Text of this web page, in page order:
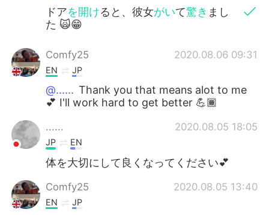
ドアを開けると、彼女がいて驚き まし
た 🙀😁
Comfy25 2020.08.06 09:31
EN JP
@...... Thank you that means alot to me
💕 I'll work hard to get better 💪🏾
...... 2020.08.05 18:05
JP EN
体を大切にして良くなってください💕
Comfy25 2020.08.05 13:40
EN JP